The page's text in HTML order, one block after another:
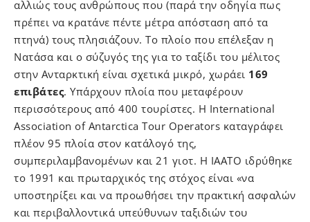
αλλιώς τους ανθρώπους που (παρά την οδηγία πως
πρέπει να κρατάνε πέντε μέτρα απόσταση από τα
πτηνά) τους πλησιάζουν. Το πλοίο που επέλεξαν η
Νατάσα και ο σύζυγός της για το ταξίδι του μέλιτος
στην Ανταρκτική είναι σχετικά μικρό, χωράει 169
επιβάτες. Υπάρχουν πλοία που μεταφέρουν
περισσότερους από 400 τουρίστες. Η International
Association of Antarctica Tour Operators καταγράφει
πλέον 95 πλοία στον κατάλογό της,
συμπεριλαμβανομένων και 21 γιοτ. Η ΙAΑΤΟ ιδρύθηκε
το 1991 και πρωταρχικός της στόχος είναι «να
υποστηρίξει και να προωθήσει την πρακτική ασφαλών
και περιβαλλοντικά υπεύθυνων ταξιδιών του